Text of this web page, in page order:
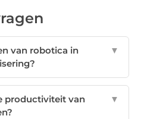
van robotica in
▼
productiviteit van
▼